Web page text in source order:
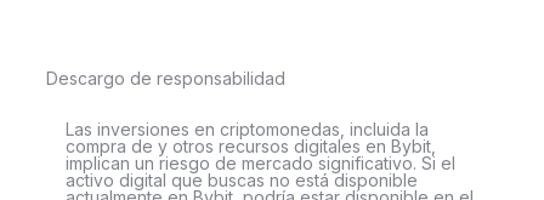
Descargo de responsabilidad
Las inversiones en criptomonedas, incluida la
compra de y otros recursos digitales en Bybit,
implican un riesgo de mercado significativo. Si el
activo digital que buscas no está disponible